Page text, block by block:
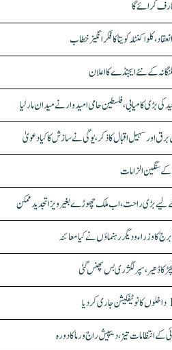
کرائے گا
کلواکنٹلہ کویتا کا فکر انگیز خطاب
کے نئے ایجنڈے کا اعلان
بڑی کامیابی، فلسطین حامی امیدوار نے میدان مار لیا
اور سہیل اقبال کا ذکر، یوگی نے سازش کا کیا دعویٰ
کے سنگین الزامات
کا وزراء و دیگر رہنماؤں نے کیا معائنہ
کا ڈھیر، سپر لگژری بس پھنس گئی
انتظامات تیز، دیپیش راج ورما کا دورہ